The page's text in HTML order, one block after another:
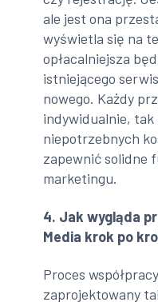
ale jest ona
wyświetla się na
opłacalniejsza
istniejącego
nowego. Każdy
indywidualnie, tak
niepotrzebnych
zapewnić solidne
marketingu.
4. Jak wygląda
Media krok po
Proces
zaprojektowany